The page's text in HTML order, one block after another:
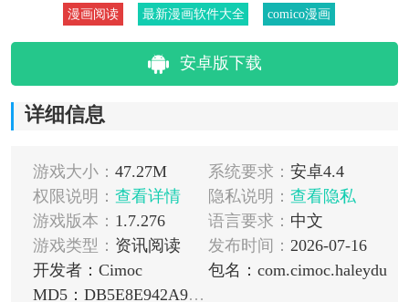
漫画阅读 最新漫画软件大全 comico漫画
安卓版下载
详细信息
游戏大小： 47.27M 系统要求： 安卓4.4
权限说明： 查看详情 隐私说明： 查看隐私
游戏版本： 1.7.276 语言要求： 中文
游戏类型： 资讯阅读 发布时间： 2026-07-16
开发者：Cimoc
包名：com.cimoc.haleydu
MD5：DB5E8E942A952B11A39E4DAF43A72310